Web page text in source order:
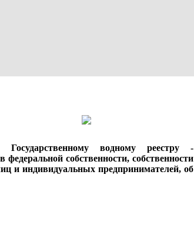
водному реестру -
собственности, собственности
и индивидуальных предпринимателей, об